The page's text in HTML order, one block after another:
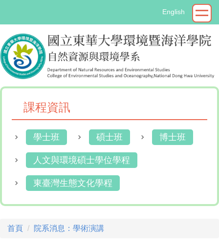
要
內
容
區
English
課程資訊
學士班 碩士班 博士班
人文與環境碩士學位學程
東臺灣生態文化學程
首頁 院系消息：學術演講